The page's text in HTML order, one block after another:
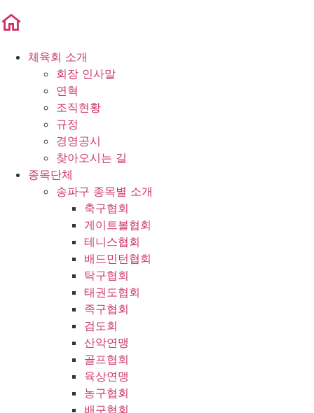
체육회 소개
회장 인사말
연혁
조직현황
규정
경영공시
찾아오시는 길
종목단체
송파구 종목별 소개
축구협회
게이트볼협회
테니스협회
배드민턴협회
탁구협회
태권도협회
족구협회
검도회
산악연맹
골프협회
육상연맹
농구협회
배구협회